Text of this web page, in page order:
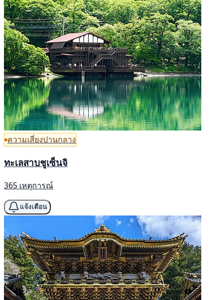
ความเสี่ยงปานกลาง
ทะเลสาบชูเซ็นจิ
365 เหตุการณ์
แจ้งเตือน